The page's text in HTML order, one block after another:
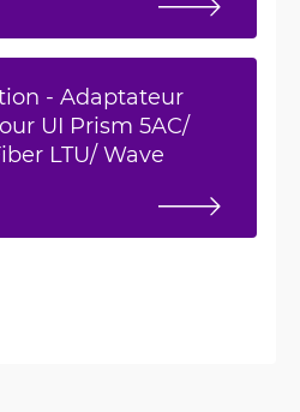
- Adaptateur
UI Prism 5AC/
LTU/ Wave